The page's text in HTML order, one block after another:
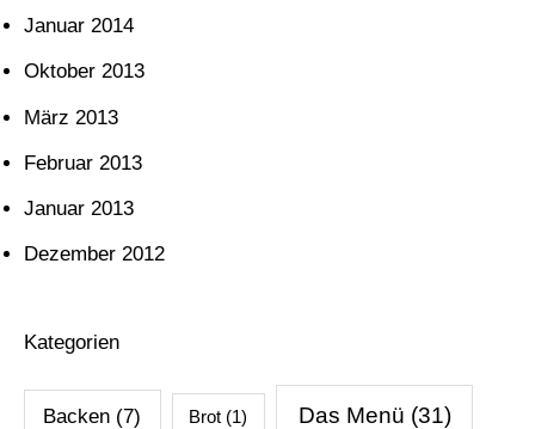
Januar 2014
Oktober 2013
März 2013
Februar 2013
Januar 2013
Dezember 2012
Kategorien
Backen (7) Brot (1) Das Menü (31)